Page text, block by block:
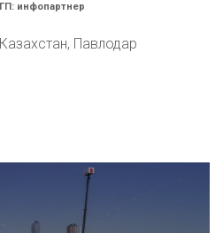
ГП: инфопартнер
Казахстан, Павлодар